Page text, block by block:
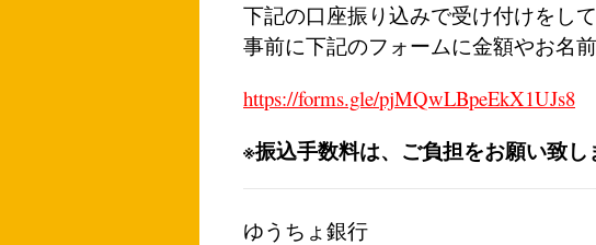
下記の口座振り込みで受け付けをして
事前に下記のフォームに金額やお名
https://forms.gle/pjMQwLBpeEkX1UJs8
※振込手数料は、ご負担をお願い致し
ゆうちょ銀行